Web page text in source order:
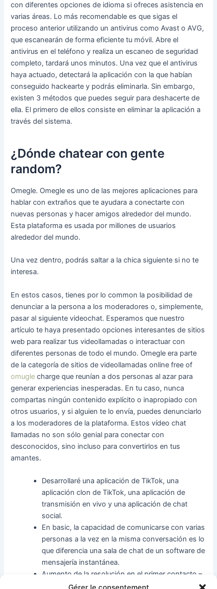
con diferentes opciones de idioma si ofreces asistencia en
varias áreas. Lo más recomendable es que sigas el
proceso anterior utilizando un antivirus como Avast o AVG,
que escanearán de forma eficiente tu móvil. Abre el
antivirus en el teléfono y realiza un escaneo de seguridad
completo, tardará unos minutos. Una vez que el antivirus
haya actuado, detectará la aplicación con la que habían
conseguido hackearte y podrás eliminarla. Sin embargo,
existen 3 métodos que puedes seguir para deshacerte de
ella. El primero de ellos consiste en eliminar la aplicación a
través del sistema.
¿Dónde chatear con gente
random?
Omegle. Omegle es uno de las mejores aplicaciones para
hablar con extraños que te ayudara a conectarte con
nuevas personas y hacer amigos alrededor del mundo.
Esta plataforma es usada por millones de usuarios
alrededor del mundo.
Una vez dentro, podrás saltar a la chica siguiente si no te
interesa.
En estos casos, tienes por lo common la posibilidad de
denunciar a la persona a los moderadores o, simplemente,
pasar al siguiente videochat. Esperamos que nuestro
artículo te haya presentado opciones interesantes de sitios
web para realizar tus videollamadas o interactuar con
diferentes personas de todo el mundo. Omegle era parte
de la categoría de sitios de videollamadas online free of
omugle charge que reunían a dos personas al azar para
generar experiencias inesperadas. En tu caso, nunca
compartas ningún contenido explícito o inapropiado con
otros usuarios, y si alguien te lo envía, puedes denunciarlo
a los moderadores de la plataforma. Estos vídeo chat
llamadas no son sólo genial para conectar con
desconocidos, sino incluso para convertirlos en tus
amantes.
Desarrollaré una aplicación de TikTok, una
aplicación clon de TikTok, una aplicación de
transmisión en vivo y una aplicación de chat
social.
En basic, la capacidad de comunicarse con varias
personas a la vez en la misma conversación es lo
que diferencia una sala de chat de un software de
mensajería instantánea.
Aumento de la resolución en el primer contacto –
El representante de servicio al cliente puede